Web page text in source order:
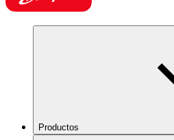
Productos